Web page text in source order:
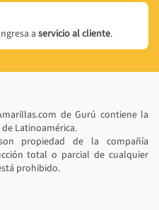
aservicio al cliente.
de Gurú contiene la
Latinoamérica.
propiedad de la compañía
total o parcial de cualquier
prohibido.